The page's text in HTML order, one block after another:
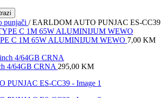
punjači / EARLDOM AUTO PUNJAC ES-CC39
C 1M 65W ALUMINIJUM WEWO 7,00 KM
4/64GB CRNA 295,00 KM